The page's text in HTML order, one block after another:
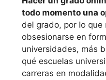
Rovira i
Vic
todo momento una
del grado, por lo que
obsesionarse en
universidades, más
qué escuelas
carreras en